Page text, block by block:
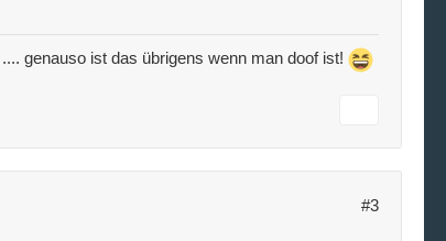
genauso ist das übrigens wenn man doof ist!
#3